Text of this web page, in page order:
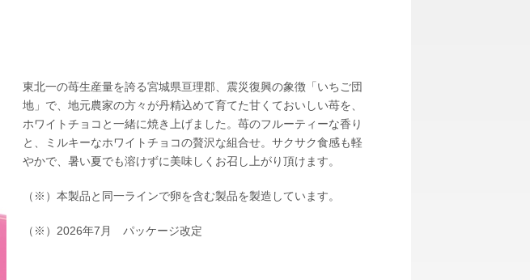
東北一の苺生産量を誇る宮城県亘理郡、震災復興の象徴「いちご団
地」で、地元農家の方々が丹精込めて育てた甘くておいしい苺を、
ホワイトチョコと一緒に焼き上げました。苺のフルーティーな香り
と、ミルキーなホワイトチョコの贅沢な組合せ。サクサク食感も軽
やかで、暑い夏でも溶けずに美味しくお召し上がり頂けます。
（※）本製品と同一ラインで卵を含む製品を製造しています。
（※）2026年7月 パッケージ改定